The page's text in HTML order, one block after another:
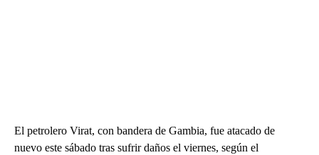
El petrolero Virat, con bandera de Gambia, fue atacado de
nuevo este sábado tras sufrir daños el viernes, según el